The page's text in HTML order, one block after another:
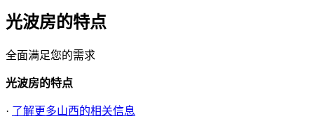
光波房的特点
全面满足您的需求
光波房的特点
· 了解更多山西的相关信息